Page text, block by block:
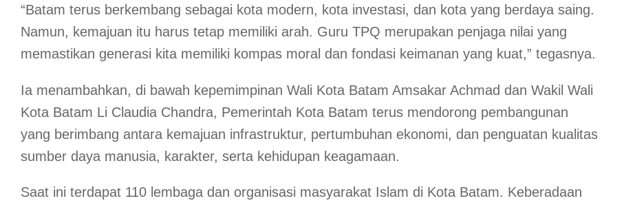
“Batam terus berkembang sebagai kota modern, kota investasi, dan kota yang berdaya saing.
Namun, kemajuan itu harus tetap memiliki arah. Guru TPQ merupakan penjaga nilai yang
memastikan generasi kita memiliki kompas moral dan fondasi keimanan yang kuat,” tegasnya.
Ia menambahkan, di bawah kepemimpinan Wali Kota Batam Amsakar Achmad dan Wakil Wali
Kota Batam Li Claudia Chandra, Pemerintah Kota Batam terus mendorong pembangunan
yang berimbang antara kemajuan infrastruktur, pertumbuhan ekonomi, dan penguatan kualitas
sumber daya manusia, karakter, serta kehidupan keagamaan.
Saat ini terdapat 110 lembaga dan organisasi masyarakat Islam di Kota Batam. Keberadaan